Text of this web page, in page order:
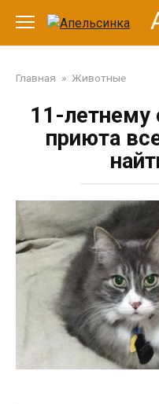
контенту
Главная » Животные
11-летнему
приюта